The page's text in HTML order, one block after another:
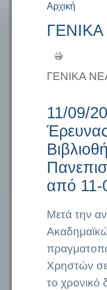
Είστε εδώ
Αρχική
ΓΕΝΙΚΑ
11/09/
από 11-
Μετά την
Χρηστών σε
το χρονικό